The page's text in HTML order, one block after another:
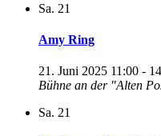
Sa. 21
Amy Ring
21. Juni 2025 11:00 -
Bühne an der "Alten
Sa. 21